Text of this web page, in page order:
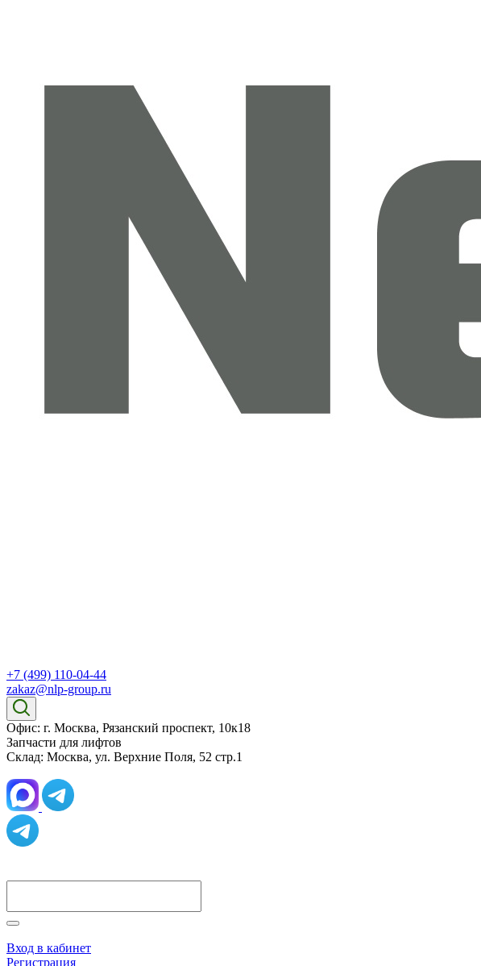
+7 (499) 110-04-44
zakaz@nlp-group.ru
Офис: г. Москва, Рязанский проспект, 10к18
Запчасти для лифтов
Склад: Москва, ул. Верхние Поля, 52 стр.1
Вход в кабинет
Регистрация